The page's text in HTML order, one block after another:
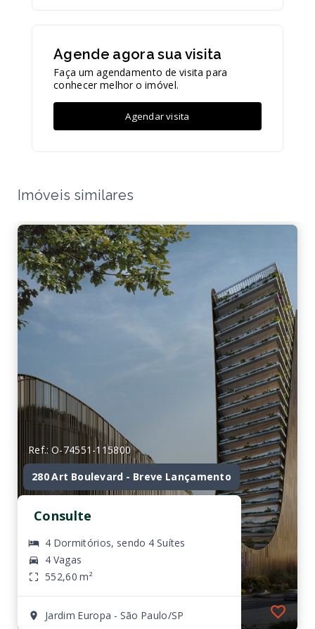
Agende agora sua visita
Faça um agendamento de visita para
conhecer melhor o imóvel.
Agendar visita
Imóveis similares
Ref.: O-74551-115800
280 Art Boulevard - Breve Lançamento
Consulte
4 Dormitórios, sendo 4 Suítes
4 Vagas
552,60 m²
Jardim Europa - São Paulo/SP